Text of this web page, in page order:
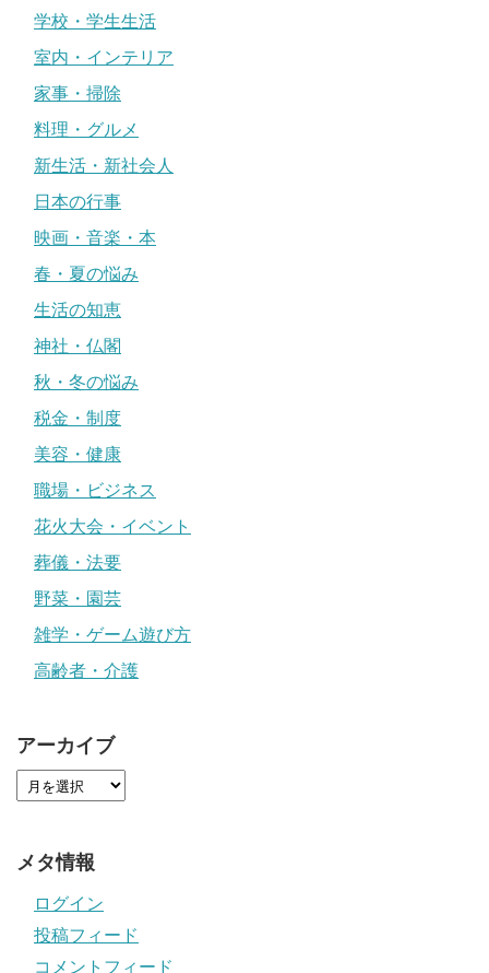
学校・学生生活
室内・インテリア
家事・掃除
料理・グルメ
新生活・新社会人
日本の行事
映画・音楽・本
春・夏の悩み
生活の知恵
神社・仏閣
秋・冬の悩み
税金・制度
美容・健康
職場・ビジネス
花火大会・イベント
葬儀・法要
野菜・園芸
雑学・ゲーム遊び方
高齢者・介護
アーカイブ
メタ情報
ログイン
投稿フィード
コメントフィード